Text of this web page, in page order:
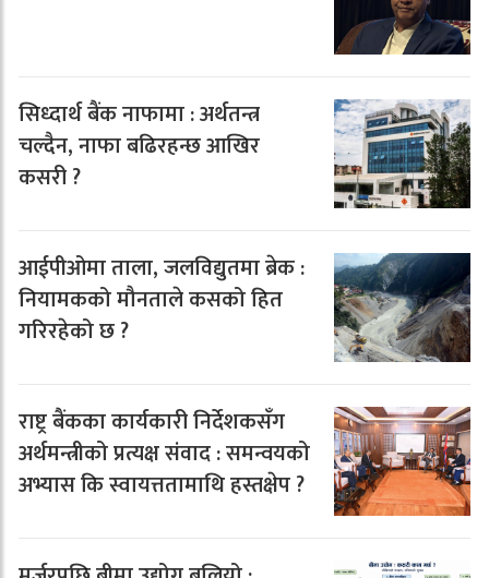
सिध्दार्थ बैंक नाफामा : अर्थतन्त्र
चल्दैन, नाफा बढिरहन्छ आखिर
कसरी ?
आईपीओमा ताला, जलविद्युतमा ब्रेक :
नियामकको मौनताले कसको हित
गरिरहेको छ ?
राष्ट्र बैंकका कार्यकारी निर्देशकसँग
अर्थमन्त्रीको प्रत्यक्ष संवाद : समन्वयको
अभ्यास कि स्वायत्ततामाथि हस्तक्षेप ?